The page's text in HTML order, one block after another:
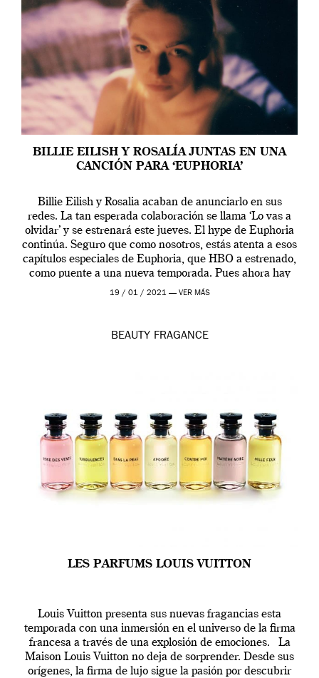
BILLIE EILISH Y ROSALÍA JUNTAS EN UNA
CANCIÓN PARA ‘EUPHORIA’
Billie Eilish y Rosalia acaban de anunciarlo en sus
redes. La tan esperada colaboración se llama ‘Lo vas a
olvidar’ y se estrenará este jueves. El hype de Euphoria
continúa. Seguro que como nosotros, estás atenta a esos
capítulos especiales de Euphoria, que HBO a estrenado,
como puente a una nueva temporada. Pues ahora hay
[…]
19 / 01 / 2021 — VER MÁS
BEAUTY FRAGANCE
LES PARFUMS LOUIS VUITTON
Louis Vuitton presenta sus nuevas fragancias esta
temporada con una inmersión en el universo de la firma
francesa a través de una explosión de emociones. La
Maison Louis Vuitton no deja de sorprender. Desde sus
orígenes, la firma de lujo sigue la pasión por descubrir